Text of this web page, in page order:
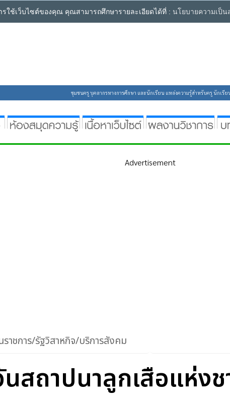
ใช้เว็บไซต์ของคุณ คุณสามารถศึกษารายละเอียดได้ที่ : นโยบายความเป็น
ชุมชนครู บุคลากรทางการศึกษา และนักเรียน แหล่งความรู้สำหรับครู นักเรี
Advertisement
ราชการ/รัฐวิสาหกิจ/บริการสังคม
สถาปนาลูกเสือแห่ง